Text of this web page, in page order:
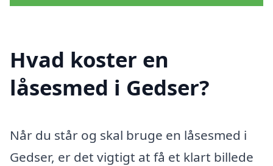
Hvad koster en
låsesmed i Gedser?
Når du står og skal bruge en låsesmed i
Gedser, er det vigtigt at få et klart billede